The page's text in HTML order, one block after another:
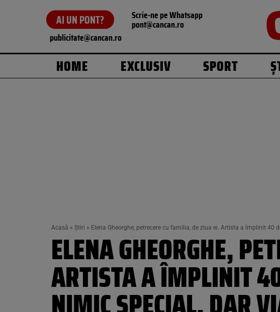
AI UN PONT? Scrie-ne pe Whatsapp
pont@cancan.ro
publicitate@cancan.ro
HOME EXCLUSIV SPORT
Acasă » Știri » Elena Gheorghe, petrecere cu familia, de ziua ei. Artista a împlinit
ELENA GHEORGHE,
ARTISTA A ÎMPLINIT